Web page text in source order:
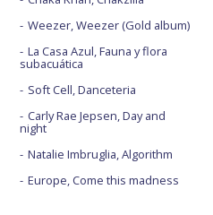
Weezer, Weezer (Gold album)
La Casa Azul, Fauna y flora
subacuática
Soft Cell, Danceteria
Carly Rae Jepsen, Day and
night
Natalie Imbruglia, Algorithm
Europe, Come this madness